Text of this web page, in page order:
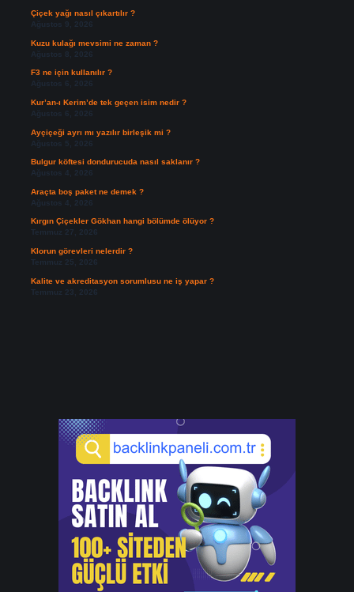
Çiçek yağı nasıl çıkartılır ?
Ağustos 9, 2026
Kuzu kulağı mevsimi ne zaman ?
Ağustos 8, 2026
F3 ne için kullanılır ?
Ağustos 6, 2026
Kur’an-ı Kerim’de tek geçen isim nedir ?
Ağustos 6, 2026
Ayçiçeği ayrı mı yazılır birleşik mi ?
Ağustos 5, 2026
Bulgur köftesi dondurucuda nasıl saklanır ?
Ağustos 4, 2026
Araçta boş paket ne demek ?
Ağustos 4, 2026
Kırgın Çiçekler Gökhan hangi bölümde ölüyor ?
Temmuz 27, 2026
Klorun görevleri nelerdir ?
Temmuz 25, 2026
Kalite ve akreditasyon sorumlusu ne iş yapar ?
Temmuz 23, 2026